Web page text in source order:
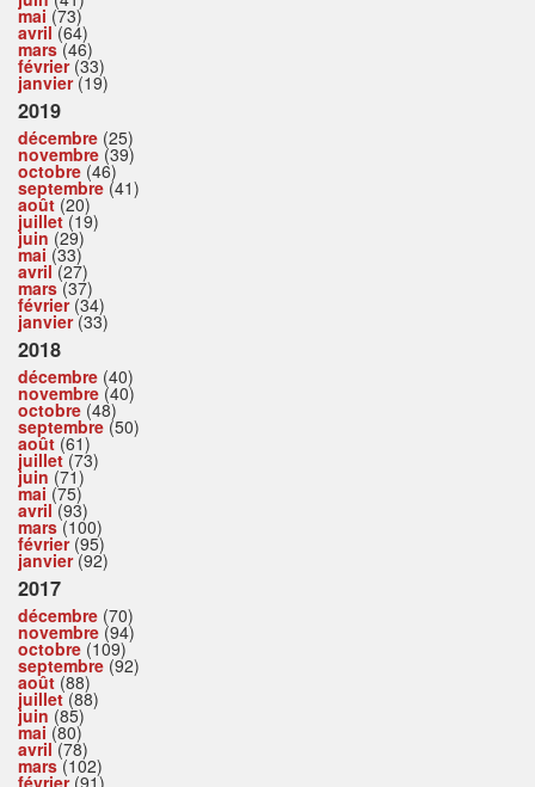
mai (73)
avril(64)
mars(46)
février(33)
janvier(19)
2019
décembre (25)
novembre (39)
octobre (46)
septembre (41)
août (20)
juillet(19)
juin (29)
mai (33)
avril(27)
mars(37)
février(34)
janvier(33)
2018
décembre (40)
novembre (40)
octobre (48)
septembre (50)
août (61)
juillet(73)
juin (71)
mai (75)
avril(93)
mars(100)
février(95)
janvier(92)
2017
décembre (70)
novembre (94)
octobre (109)
septembre (92)
août (88)
juillet(88)
juin (85)
mai (80)
avril(78)
mars(102)